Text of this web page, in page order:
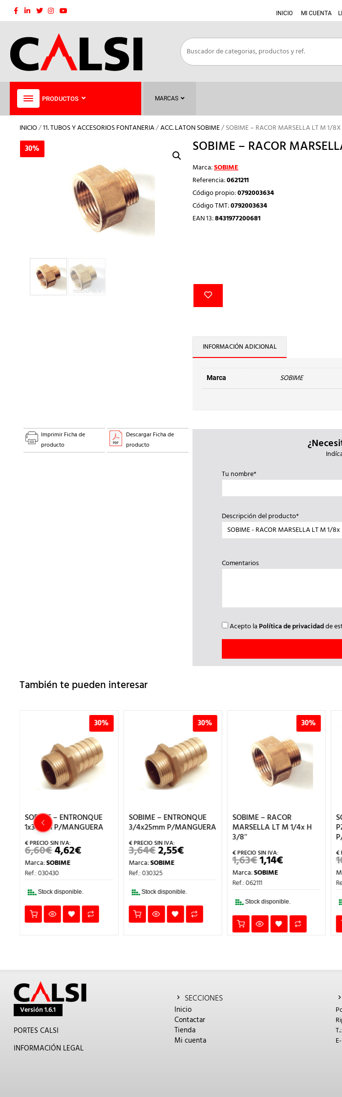
Saltar
INICIO MI CUENTA
PRODUCTOS MARCAS
INICIO/11. TUBOS Y ACCESORIOS FONTANERIA/ACC. LATON SOBIME/ SOBIME – RACOR MARSELLA LT M 1/
30% SOBIME – RACOR
Marca:SOBIME
Referencia:0621211
Código propio:0792003634
Código TMT:0792003634
EAN 13:8431977200681
INFORMACIÓN ADICIONAL
Marca SOBIME
30%
Imprimir Ficha de
producto
Descargar Ficha de
producto
Tu nombre*
Descripción del producto*
Comentarios
Acepto la Política de privacidadde
También te pueden interesar
30%
SOBIME – ENTRONQUE
1x30mm P/MANGUERA
6,60€EL
PRECIO
ORIGINAL
ERA:
4,62€EL
PRECIO
Marca:SOBIME
Ref.: 030430
Stock disponible.
30%
SOBIME – ENTRONQUE
3/4x25mm P/MANGUERA
3,64€EL
PRECIO
ORIGINAL
ERA:
2,55€EL
PRECIO
Marca:SOBIME
Ref.: 030325
Stock disponible.
30%
SOBIME – RACOR
MARSELLA LT M 1/4x H
3/8″
1,63€EL
PRECIO
ORIGINAL
ERA:
1,14€EL
PRECIO
Marca:SOBIME
Ref.: 062111
Stock disponible.
Versión 1.6.1
PORTES CALSI
INFORMACIÓN LEGAL
SECCIONES
Inicio
Contactar
Tienda
Mi cuenta